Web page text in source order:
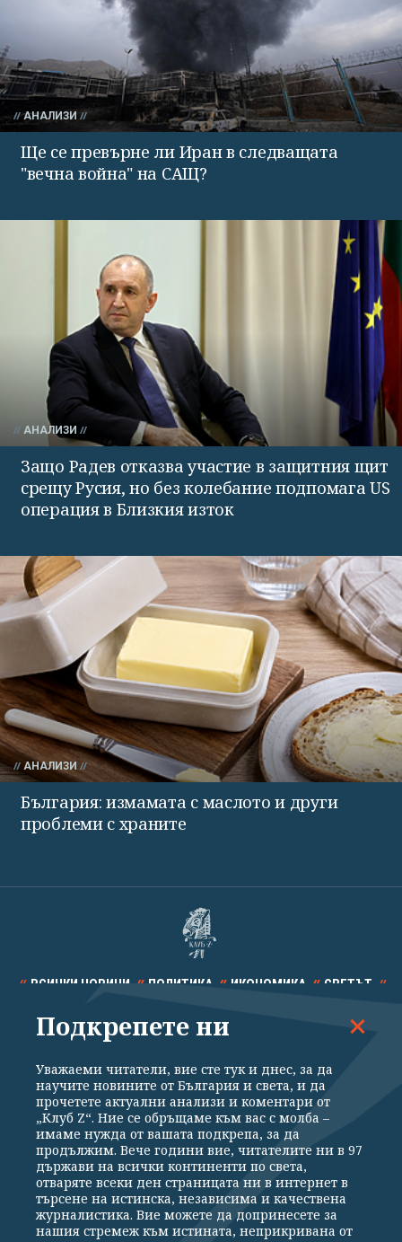
АНАЛИЗИ
Ще се превърне ли Иран в следващата
"вечна война" на САЩ?
АНАЛИЗИ
Защо Радев отказва участие в защитния щит
срещу Русия, но без колебание подпомага US
операция в Близкия изток
АНАЛИЗИ
България: измамата с маслото и други
проблеми с храните
ВСИЧКИ НОВИНИ ПОЛИТИКА ИКОНОМИКА СВЕТЪТ
СПОРТ КУЛТУРА ТЕХНОЛОГИИ КАЛЕЙДОСКОП
Общи условия
Политика за поверителност
Реклама
Партньори Контакти
За Клуб Z
Екип
Подкрепете ни
Подкрепете ни
Уважаеми читатели, вие сте тук и днес, за да
научите новините от България и света, и да
прочетете актуални анализи и коментари от
„Клуб Z“. Ние се обръщаме към вас с молба –
имаме нужда от вашата подкрепа, за да
продължим. Вече години вие, читателите ни в 97
държави на всички континенти по света,
отваряте всеки ден страницата ни в интернет в
търсене на истинска, независима и качествена
журналистика. Вие можете да допринесете за
нашия стремеж към истината, неприкривана от